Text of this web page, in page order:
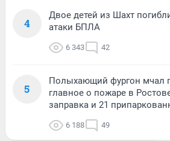
4
Двое детей из Шахт
атаки БПЛА
6 343 42
5
Полыхающий фургон мчал
главное о пожаре в
заправка и 21
6 188 49